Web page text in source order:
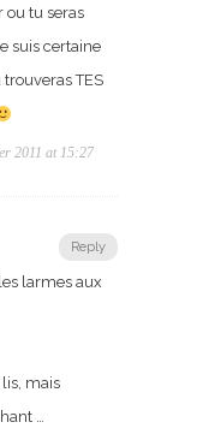
ou tu seras
suis certaine
TES
2011 at 15:27
Reply
larmes aux
mais
…